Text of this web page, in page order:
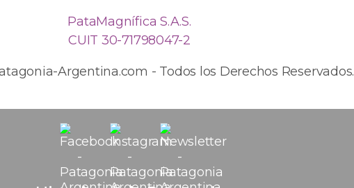
PataMagnífica S.A.S.
CUIT 30-71798047-2
Argentina.com - Todos los Derechos Reservados.